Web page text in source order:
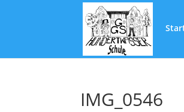
IMG_0546